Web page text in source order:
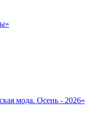
мода. Осень - 2026»